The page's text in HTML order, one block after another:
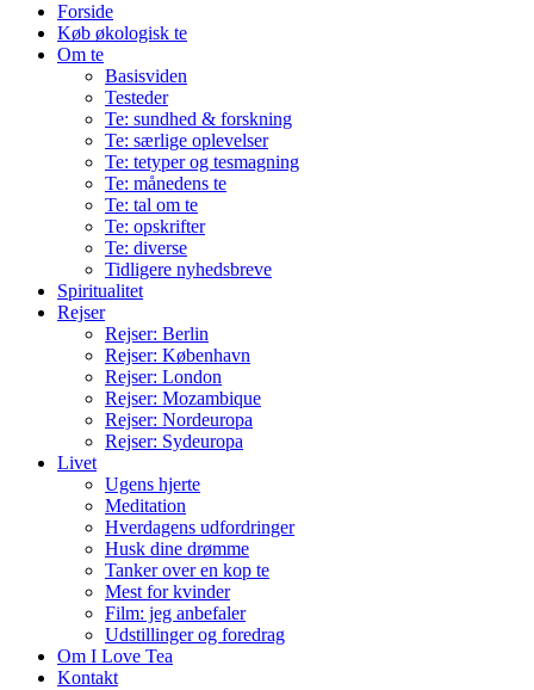
Forside
Køb økologisk te
Om te
Basisviden
Testeder
Te: sundhed & forskning
Te: særlige oplevelser
Te: tetyper og tesmagning
Te: månedens te
Te: tal om te
Te: opskrifter
Te: diverse
Tidligere nyhedsbreve
Spiritualitet
Rejser
Rejser: Berlin
Rejser: København
Rejser: London
Rejser: Mozambique
Rejser: Nordeuropa
Rejser: Sydeuropa
Livet
Ugens hjerte
Meditation
Hverdagens udfordringer
Husk dine drømme
Tanker over en kop te
Mest for kvinder
Film: jeg anbefaler
Udstillinger og foredrag
Om I Love Tea
Kontakt